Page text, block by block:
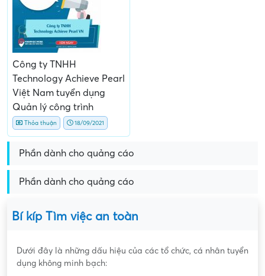
Công ty TNHH
Technology Achieve Pearl
Việt Nam tuyển dụng
Quản lý công trình
Thỏa thuận 18/09/2021
Phần dành cho quảng cáo
Phần dành cho quảng cáo
Bí kíp Tìm việc an toàn
Dưới đây là những dấu hiệu của các tổ chức, cá nhân tuyển
dụng không minh bạch: